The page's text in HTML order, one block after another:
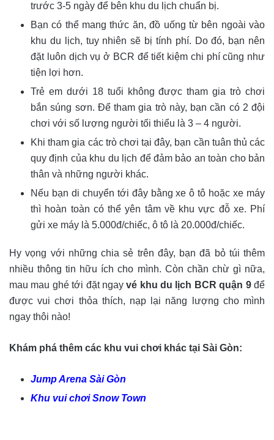
trước 3-5 ngày để bên khu du lịch chuẩn bị.
Bạn có thể mang thức ăn, đồ uống từ bên ngoài vào
khu du lịch, tuy nhiên sẽ bị tính phí. Do đó, bạn nên
đặt luôn dịch vụ ở BCR để tiết kiệm chi phí cũng như
tiện lợi hơn.
Trẻ em dưới 18 tuổi không được tham gia trò chơi
bắn súng sơn. Để tham gia trò này, bạn cần có 2 đội
chơi với số lượng người tối thiểu là 3 – 4 người.
Khi tham gia các trò chơi tại đây, bạn cần tuân thủ các
quy định của khu du lịch để đảm bảo an toàn cho bản
thân và những người khác.
Nếu bạn di chuyển tới đây bằng xe ô tô hoặc xe máy
thì hoàn toàn có thể yên tâm về khu vực đỗ xe. Phí
gửi xe máy là 5.000đ/chiếc, ô tô là 20.000đ/chiếc.
Hy vọng với những chia sẻ trên đây, bạn đã bỏ túi thêm
nhiều thông tin hữu ích cho mình. Còn chần chừ gì nữa,
mau mau ghé tới đặt ngayvé khu du lịch BCR quận 9để
được vui chơi thỏa thích, nạp lại năng lượng cho mình
ngay thôi nào!
Khám phá thêm các khu vui chơi khác tại Sài Gòn:
Jump Arena Sài Gòn
Khu vui chơi Snow Town